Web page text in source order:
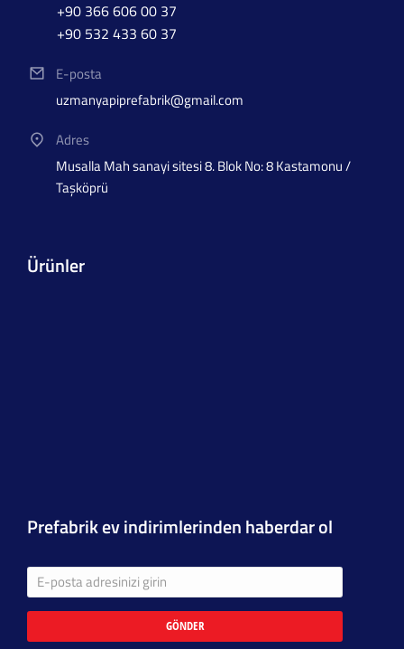
+90 366 606 00 37
+90 532 433 60 37
E-posta
uzmanyapiprefabrik@gmail.com
Adres
Musalla Mah sanayi sitesi 8. Blok No: 8 Kastamonu /
Taşköprü
Ürünler
Prefabrik ev indirimlerinden haberdar ol
GÖNDER